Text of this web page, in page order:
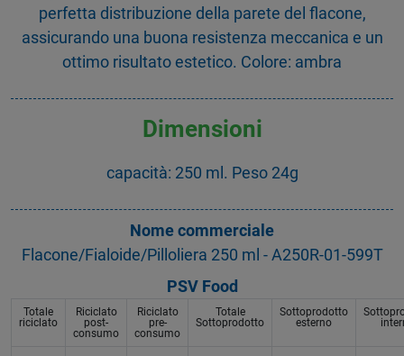
perfetta distribuzione della parete del flacone,
assicurando una buona resistenza meccanica e un
ottimo risultato estetico. Colore: ambra
Dimensioni
capacità: 250 ml. Peso 24g
Nome commerciale
Flacone/Fialoide/Pilloliera 250 ml - A250R-01-599T
PSV Food
Totale
riciclato
Riciclato
post-
consumo
Riciclato
pre-
consumo
Totale
Sottoprodotto
Sottoprodotto
esterno